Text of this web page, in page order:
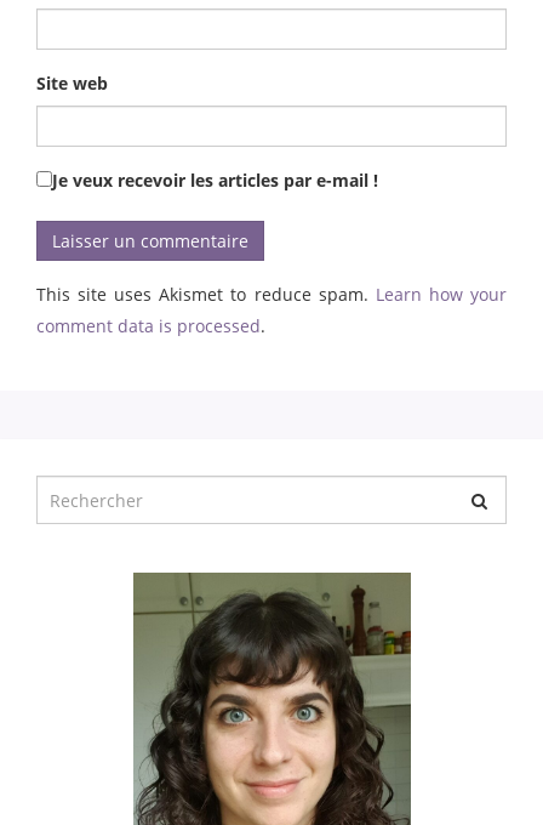
Site web
Je veux recevoir les articles par e-mail !
This site uses Akismet to reduce spam. Learn how your
comment data is processed.
pour